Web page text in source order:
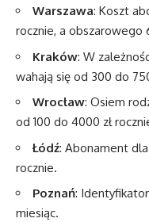
Warszawa: Koszt
rocznie, a obszarowego
Kraków: W
wahają się od 300 do
Wrocław: Osiem
od 100 do 4000 zł
Łódź: Abonament
rocznie.
Poznań:
miesiąc.